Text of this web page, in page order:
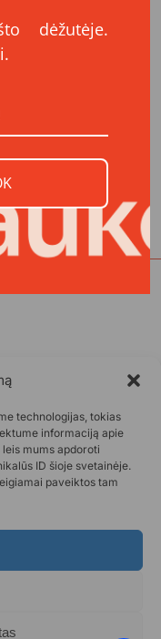
technologijas, tokias
informaciją apie
mums apdoroti
ID šioje svetainėje.
paveiktos tam
534
dėžutėje.